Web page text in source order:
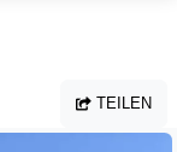
TEILEN